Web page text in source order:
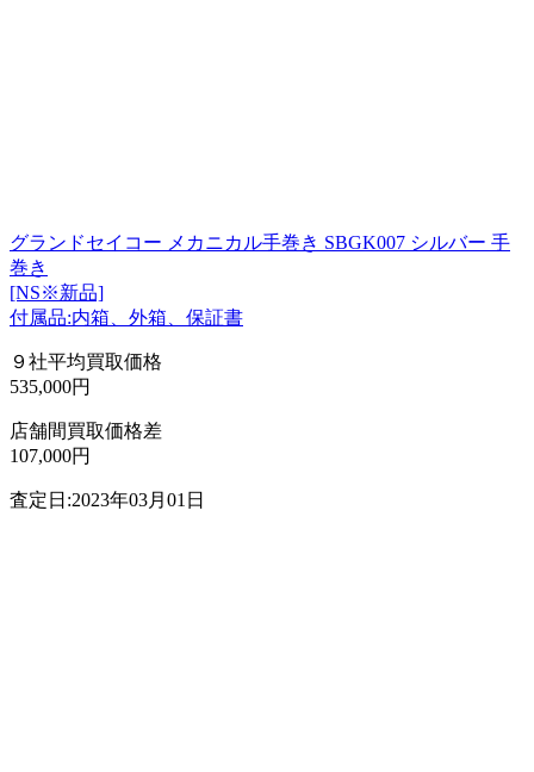
グランドセイコー メカニカル手巻き SBGK007 シルバー 手
巻き
[NS※新品]
付属品:内箱、外箱、保証書
９社平均買取価格
535,000円
店舗間買取価格差
107,000円
査定日:2023年03月01日